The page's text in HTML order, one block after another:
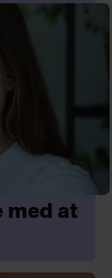
med at